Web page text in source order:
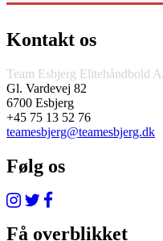
Kontakt os
Team Esbjerg Elitehåndbold
Gl. Vardevej 82
6700 Esbjerg
+45 75 13 52 76
teamesbjerg@teamesbjerg.dk
Følg os
Få overblikket